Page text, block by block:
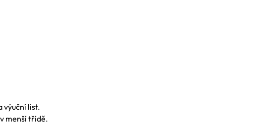
výuční list.
menší třídě.